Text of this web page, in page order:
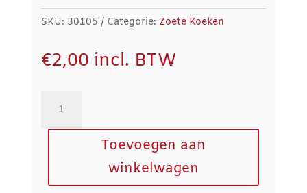
SKU: 30105 Categorie: Zoete Koeken
€2,00 incl. BTW
Toevoegen aan
winkelwagen